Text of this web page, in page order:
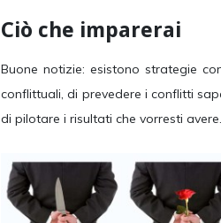
Ciò che imparerai
Buone notizie: esistono strategie
conflittuali, di prevedere i conflitti
di pilotare i risultati che vorresti avere.